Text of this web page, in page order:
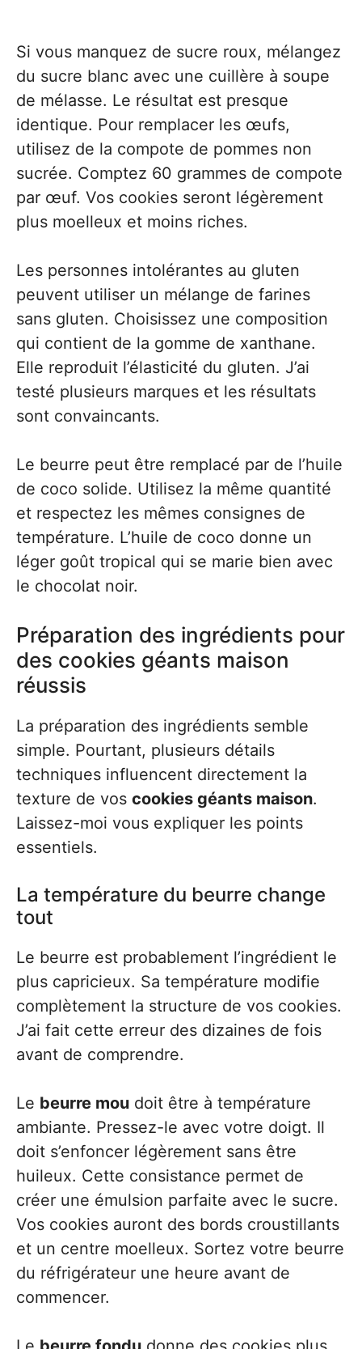
Si vous manquez de sucre roux, mélangez
du sucre blanc avec une cuillère à soupe
de mélasse. Le résultat est presque
identique. Pour remplacer les œufs,
utilisez de la compote de pommes non
sucrée. Comptez 60 grammes de compote
par œuf. Vos cookies seront légèrement
plus moelleux et moins riches.
Les personnes intolérantes au gluten
peuvent utiliser un mélange de farines
sans gluten. Choisissez une composition
qui contient de la gomme de xanthane.
Elle reproduit l’élasticité du gluten. J’ai
testé plusieurs marques et les résultats
sont convaincants.
Le beurre peut être remplacé par de l’huile
de coco solide. Utilisez la même quantité
et respectez les mêmes consignes de
température. L’huile de coco donne un
léger goût tropical qui se marie bien avec
le chocolat noir.
Préparation des ingrédients pour
des cookies géants maison
réussis
La préparation des ingrédients semble
simple. Pourtant, plusieurs détails
techniques influencent directement la
texture de vos cookies géants maison.
Laissez-moi vous expliquer les points
essentiels.
La température du beurre change
tout
Le beurre est probablement l’ingrédient le
plus capricieux. Sa température modifie
complètement la structure de vos cookies.
J’ai fait cette erreur des dizaines de fois
avant de comprendre.
Le beurre mou doit être à température
ambiante. Pressez-le avec votre doigt. Il
doit s’enfoncer légèrement sans être
huileux. Cette consistance permet de
créer une émulsion parfaite avec le sucre.
Vos cookies auront des bords croustillants
et un centre moelleux. Sortez votre beurre
du réfrigérateur une heure avant de
commencer.